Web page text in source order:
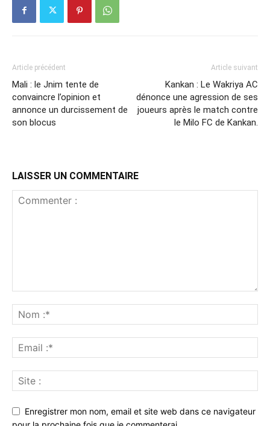
Article précédent
Mali : le Jnim tente de
convaincre l’opinion et
annonce un durcissement de
son blocus
Article suivant
Kankan : Le Wakriya AC
dénonce une agression de ses
joueurs après le match contre
le Milo FC de Kankan.
LAISSER UN COMMENTAIRE
Enregistrer mon nom, email et site web dans ce navigateur